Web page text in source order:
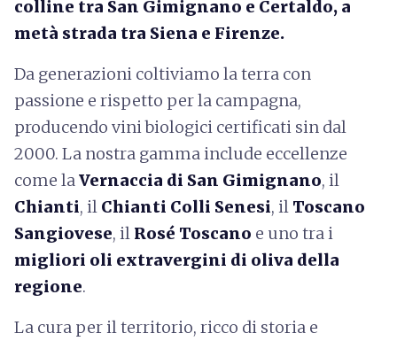
colline tra San Gimignano e Certaldo, a
metà strada tra Siena e Firenze.
Da generazioni coltiviamo la terra con
passione e rispetto per la campagna,
producendo vini biologici certificati sin dal
2000. La nostra gamma include eccellenze
come laVernaccia di San Gimignano, il
Chianti, il Chianti Colli Senesi, il Toscano
Sangiovese, il Rosé Toscano e uno tra i
migliori oli extravergini di oliva della
regione.
La cura per il territorio, ricco di storia e